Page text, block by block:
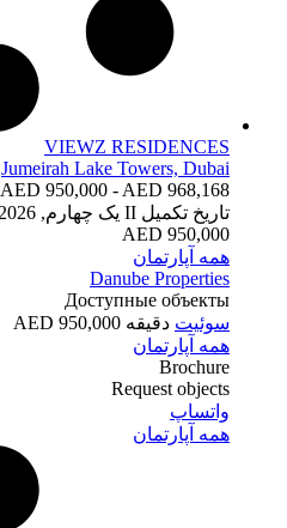
VIEWZ RESIDENCES
Jumeirah Lake Towers, Dubai
AED 950,000 - AED 968,168
تاریخ تکمیل II یک چهارم, 2026 (خارج از طرح)
950,000 AED
همه آپارتمان
Danube Properties
Доступные объекты
سوئیت دقیقه 950,000 AED
همه آپارتمان
Brochure
Request objects
واتساپ
همه آپارتمان